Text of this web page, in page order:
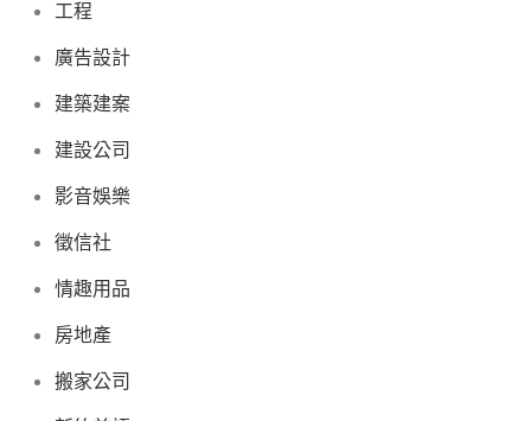
工程
廣告設計
建築建案
建設公司
影音娛樂
徵信社
情趣用品
房地產
搬家公司